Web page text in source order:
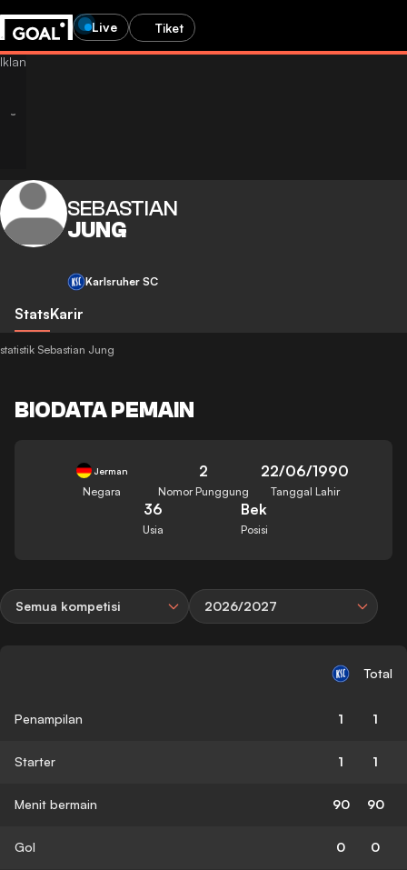
Live Tiket
SEBASTIAN
JUNG
Karlsruher SC
StatsKarir
statistik Sebastian Jung
BIODATA PEMAIN
Jerman
Negara
2
Nomor Punggung
22/06/1990
Tanggal Lahir
36
Usia
Bek
Posisi
Semua kompetisi 2026/2027
Total
Penampilan 1 1
Starter 1 1
Menit bermain 90 90
Gol 0 0